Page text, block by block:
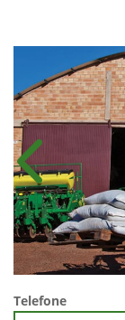
Anterior
Telefone